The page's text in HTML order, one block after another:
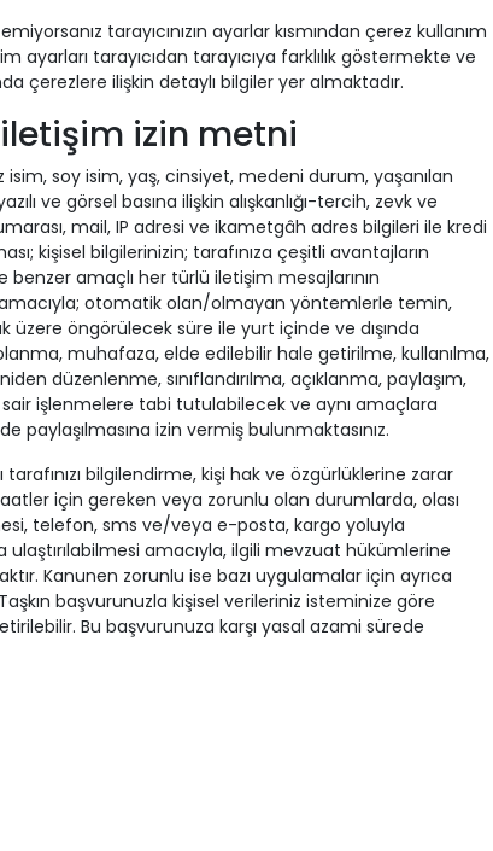
tarayıcınızın ayarlar kısmından çerez kullanım
tarayıcıdan tarayıcıya farklılık göstermekte ve
çerezlere ilişkin detaylı bilgiler yer almaktadır.
izin metni
soy isim, yaş, cinsiyet, medeni durum, yaşanılan
ve görsel basına ilişkin alışkanlığı-tercih, zevk ve
mail, IP adresi ve ikametgâh adres bilgileri ile kredi
kişisel bilgilerinizin; tarafınıza çeşitli avantajların
benzer amaçlı her türlü iletişim mesajlarının
otomatik olan/olmayan yöntemlerle temin,
üzere öngörülecek süre ile yurt içinde ve dışında
muhafaza, elde edilebilir hale getirilme, kullanılma,
düzenlenme, sınıflandırılma, açıklanma, paylaşım,
işlenmelere tabi tutulabilecek ve aynı amaçlara
paylaşılmasına izin vermiş bulunmaktasınız.
bilgilendirme, kişi hak ve özgürlüklerine zarar
için gereken veya zorunlu olan durumlarda, olası
telefon, sms ve/veya e-posta, kargo yoluyla
amacıyla, ilgili mevzuat hükümlerine
Kanunen zorunlu ise bazı uygulamalar için ayrıca
başvurunuzla kişisel verileriniz isteminize göre
Bu başvurunuza karşı yasal azami sürede